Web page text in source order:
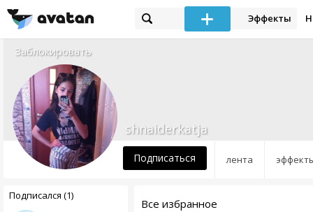
Эффекты
Заблокировать
лента
shnaiderkatja
Подписаться
Подписался (1)
Все избранное